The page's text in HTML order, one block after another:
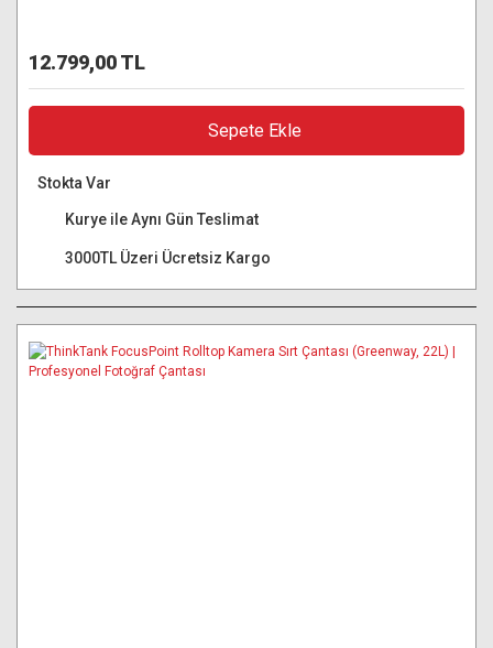
12.799,00 TL
Sepete Ekle
Stokta Var
Kurye ile Aynı Gün Teslimat
3000TL Üzeri Ücretsiz Kargo